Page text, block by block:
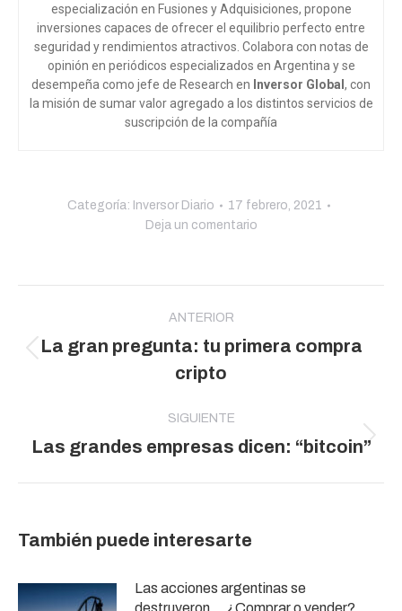
especialización en Fusiones y Adquisiciones, propone
inversiones capaces de ofrecer el equilibrio perfecto entre
seguridad y rendimientos atractivos. Colabora con notas de
opinión en periódicos especializados en Argentina y se
desempeña como jefe de Research en Inversor Global , con
la misión de sumar valor agregado a los distintos servicios de
suscripción de la compañía
Categoría: Inversor Diario
17 febrero, 2021
Deja un comentario
publicaciones
ANTERIOR
Publicación
anterior:
La gran pregunta: tu primera compra
cripto
SIGUIENTE
Publicación
Las grandes empresas dicen: “bitcoin”
También puede interesarte
Las acciones argentinas se
destruyeron… ¿Comprar o vender?